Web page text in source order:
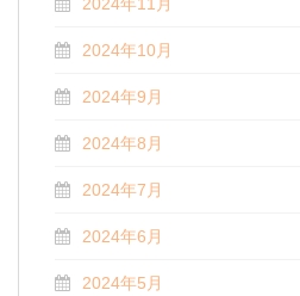
2024年10月
2024年9月
2024年8月
2024年7月
2024年6月
2024年5月